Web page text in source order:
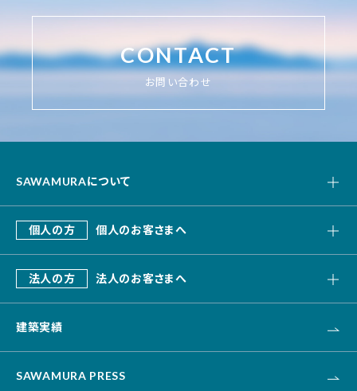
CONTACT
お問い合わせ
SAWAMURAについて
私たちの強み
会社概要
個人の方 個人のお客さまへ
SAWAMURA建築設計
リフォーム・リノベーション
不動産
法人の方 法人のお客さまへ
デザインビルド
オフィス・事務所
改修・リニューアル
建築実績
SAWAMURA PRESS